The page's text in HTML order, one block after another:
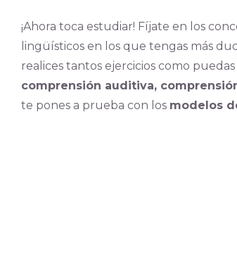
¡Ahora toca estudiar! Fíjate en los
lingüísticos en los que tengas más
realices tantos ejercicios como
comprensión auditiva,
te pones a prueba con los modelos